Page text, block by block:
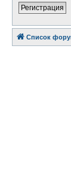
Регистрация
Список